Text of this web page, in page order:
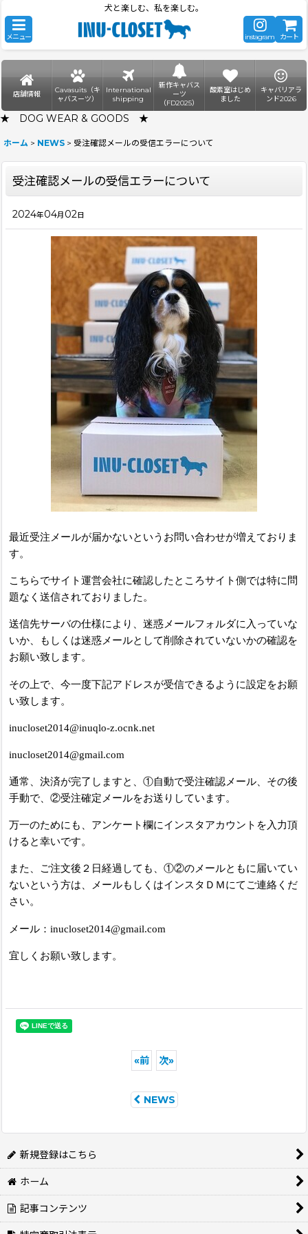
犬と楽しむ、私を楽しむ。
メニュー instagram カート
店舗情報
Cavasuits（キ
ャバスーツ）
International
shipping
新作キャバス
ーツ
（FD2025）
酸素室はじめ
ました
キャバリアラ
ンド2026
★ DOG WEAR & GOODS ★
ホーム > NEWS > 受注確認メールの受信エラーについて
受注確認メールの受信エラーについて
2024年04月 02日
最近受注メールが届かないというお問い合わせが増えておりま
す。
こちらでサイト運営会社に確認したところサイト側では特に問
題なく送信されておりました。
送信先サーバの仕様により、迷惑メールフォルダに入っていな
いか、もしくは迷惑メールとして削除されていないかの確認を
お願い致します。
その上で、今一度下記アドレスが受信できるように設定をお願
い致します。
inucloset2014@inuqlo-z.ocnk.net
inucloset2014@gmail.com
通常、決済が完了しますと、①自動で受注確認メール、その後
手動で、②受注確定メールをお送りしています。
万一のためにも、アンケート欄にインスタアカウントを入力頂
けると幸いです。
また、ご注文後２日経過しても、①②のメールともに届いてい
ないという方は、メールもしくはインスタＤＭにてご連絡くだ
さい。
メール：inucloset2014@gmail.com
宜しくお願い致します。
«前 次»
NEWS
新規登録はこちら
ホーム
記事コンテンツ